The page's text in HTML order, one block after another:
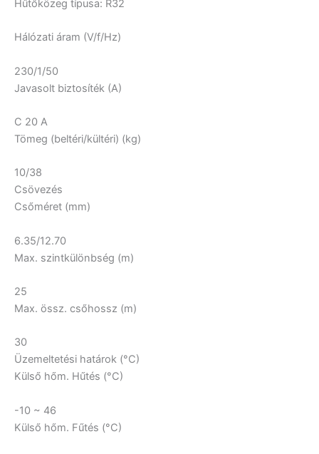
Hűtőközeg típusa: R32
Hálózati áram (V/f/Hz)
230/1/50
Javasolt biztosíték (A)
C 20 A
Tömeg (beltéri/kültéri) (kg)
10/38
Csövezés
Csőméret (mm)
6.35/12.70
Max. szintkülönbség (m)
25
Max. össz. csőhossz (m)
30
Üzemeltetési határok (°C)
Külső hőm. Hűtés (°C)
-10 ~ 46
Külső hőm. Fűtés (°C)